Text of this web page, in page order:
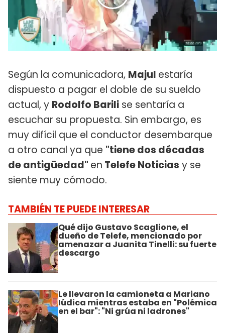
Según la comunicadora, Majul estaría
dispuesto a pagar el doble de su sueldo
actual, y Rodolfo Barili se sentaría a
escuchar su propuesta. Sin embargo, es
muy difícil que el conductor desembarque
a otro canal ya que "tiene dos décadas
de antigüedad" en Telefe Noticias y se
siente muy cómodo.
TAMBIÉN TE PUEDE INTERESAR
Qué dijo Gustavo Scaglione, el
dueño de Telefe, mencionado por
amenazar a Juanita Tinelli: su fuerte
descargo
Le llevaron la camioneta a Mariano
Iúdica mientras estaba en "Polémica
en el bar": "Ni grúa ni ladrones"